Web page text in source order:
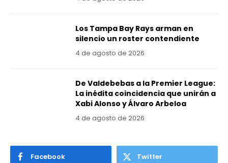
Los Tampa Bay Rays arman en
silencio un roster contendiente
4 de agosto de 2026
De Valdebebas a la Premier League:
La inédita coincidencia que unirán a
Xabi Alonso y Álvaro Arbeloa
4 de agosto de 2026
Facebook Twitter